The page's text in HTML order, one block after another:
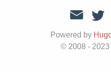
Powered by
© 2008 - 2023